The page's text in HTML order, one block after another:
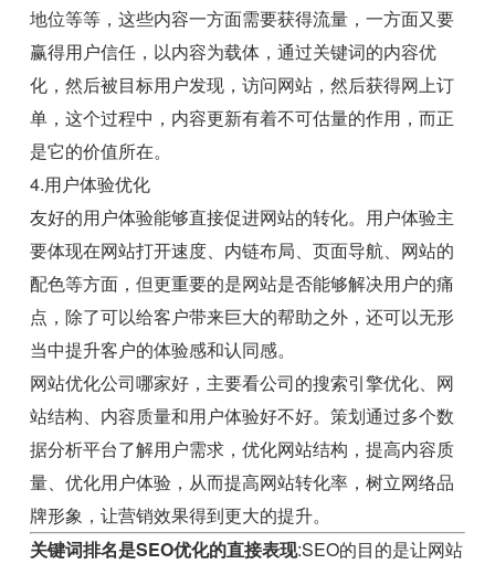
地位等等，这些内容一方面需要获得流量，一方面又要
赢得用户信任，以内容为载体，通过关键词的内容优
化，然后被目标用户发现，访问网站，然后获得网上订
单，这个过程中，内容更新有着不可估量的作用，而正
是它的价值所在。
4.用户体验优化
友好的用户体验能够直接促进网站的转化。用户体验主
要体现在网站打开速度、内链布局、页面导航、网站的
配色等方面，但更重要的是网站是否能够解决用户的痛
点，除了可以给客户带来巨大的帮助之外，还可以无形
当中提升客户的体验感和认同感。
网站优化公司哪家好，主要看公司的搜索引擎优化、网
站结构、内容质量和用户体验好不好。策划通过多个数
据分析平台了解用户需求，优化网站结构，提高内容质
量、优化用户体验，从而提高网站转化率，树立网络品
牌形象，让营销效果得到更大的提升。
关键词排名是SEO优化的直接表现:SEO的目的是让网站